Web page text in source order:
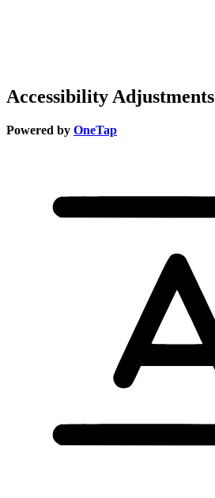
Accessibility Adjustments
Powered by OneTap